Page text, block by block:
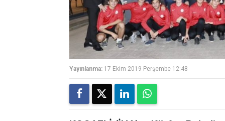
Yayınlanma: 17 Ekim 2019 Perşembe 12:48